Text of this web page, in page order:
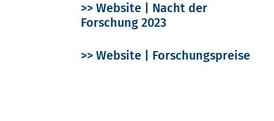
>> Website | Nacht der
Forschung 2023
>> Website | Forschungspreise